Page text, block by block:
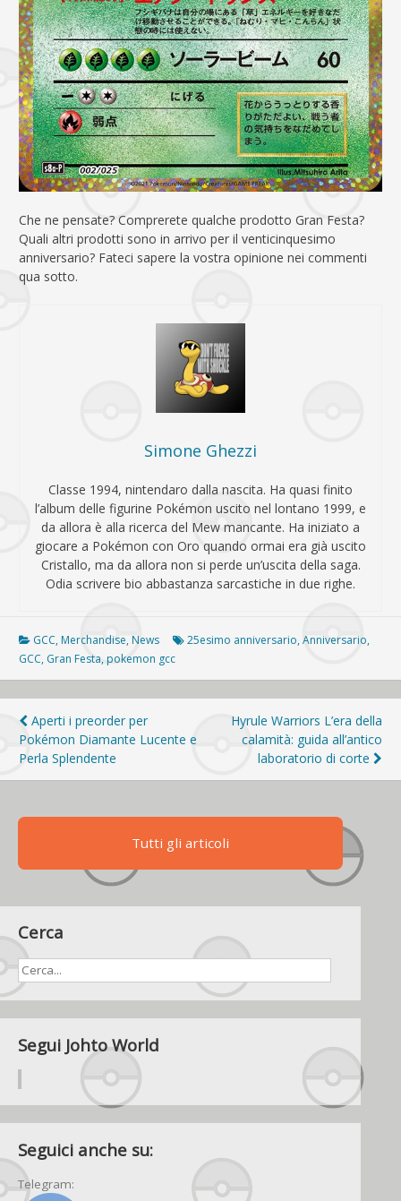
Che ne pensate? Comprerete qualche prodotto Gran Festa?
Quali altri prodotti sono in arrivo per il venticinquesimo
anniversario? Fateci sapere la vostra opinione nei commenti
qua sotto.
Simone Ghezzi
Classe 1994, nintendaro dalla nascita. Ha quasi finito
l’album delle figurine Pokémon uscito nel lontano 1999, e
da allora è alla ricerca del Mew mancante. Ha iniziato a
giocare a Pokémon con Oro quando ormai era già uscito
Cristallo, ma da allora non si perde un’uscita della saga.
Odia scrivere bio abbastanza sarcastiche in due righe.
GCC, Merchandise, News 25esimo anniversario,Anniversario,
GCC, Gran Festa,pokemon gcc
Navigazione
articoli
Aperti i preorder per
Pokémon Diamante Lucente e
Perla Splendente
Hyrule Warriors L’era della
calamità: guida all’antico
laboratorio di corte
Tutti gli articoli
Cerca
Segui Johto World
Seguici anche su:
Telegram: